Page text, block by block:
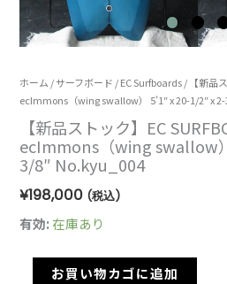
ホーム /サーフボード /EC Surfboards/ 【新品
ecImmons（wing swallow） 5’1″ x 20-1/2″ x
【新品ストック】EC
ecImmons（wing swallow
3/8″ No.kyu_004
¥198,000 (税込)
有効: 在庫あり
【新
品
ス
ト
ッ
ク】
EC
お買い物カゴに追加